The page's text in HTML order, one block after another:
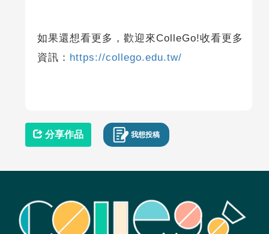
如果還想看更多，歡迎來ColleGo!收看更多
資訊： https://collego.edu.tw/
分享作品 我想投稿